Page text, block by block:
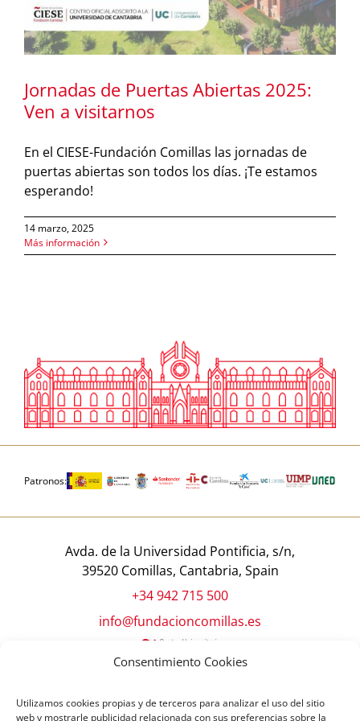
Consentimiento Cookies
Utilizamos cookies propias y de terceros para analizar el uso del sitio
web y mostrarle publicidad relacionada con sus preferencias sobre la
Jornadas de Puertas Abiertas 2025:
Ven a visitarnos
En el CIESE-Fundación Comillas las jornadas de
puertas abiertas son todos los días. ¡Te estamos
esperando!
14 marzo, 2025
Más información
Patronos:
Avda. de la Universidad Pontificia, s/n,
39520 Comillas, Cantabria, Spain
+34 942 715 500
info@fundacioncomillas.es